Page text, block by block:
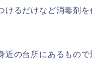
けるだけなど消毒剤
近の台所にあるもの